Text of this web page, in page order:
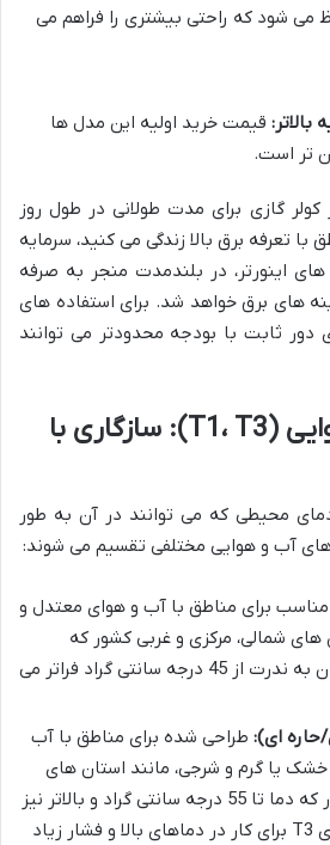
می شود که راحتی بیشتری را فراهم می
بالاتر: قیمت خرید اولیه این مدل ها
تر است.
کولر گازی برای مدت طولانی در طول روز
با تعرفه برق بالا زندگی می کنید، سرمایه
اینورتر، در بلندمدت منجر به صرفه
های برق خواهد شد. برای استفاده های
ثابت با بودجه محدودتر می توانند
3. کلاس آب و هوایی (T1، T3): سازگاری با
محیطی که می توانند در آن به طور
های آب و هوایی مختلفی تقسیم می شوند:
مناسب برای مناطق با آب و هوای معتدل و
های شمالی، مرکزی و غربی کشور که
حداکثر دمای تابستان به ندرت از 45 درجه سانتی گراد فراتر می
طراحی شده برای مناطق با آب
یا گرم و شرجی، مانند استان های
جنوبی و کویری کشور که دما تا 55 درجه سانتی گراد و بالاتر نیز
می رسد. کمپرسورهای T3 برای کار در دماهای بالا و فشار زیاد